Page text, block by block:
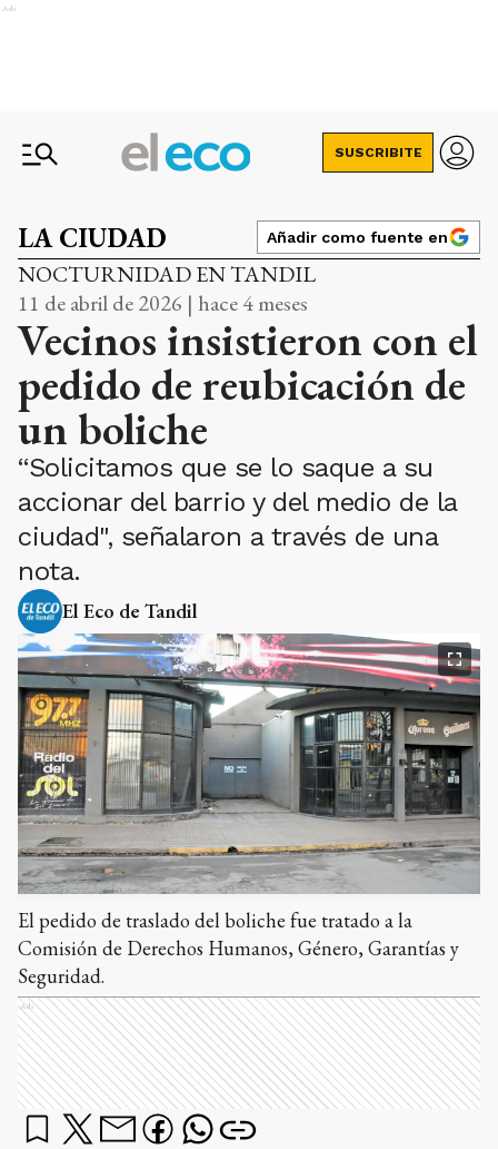
Ads
SUSCRIBITE
LA CIUDAD Añadir como fuente en
NOCTURNIDAD EN TANDIL
11 de abril de 2026 | hace 4 meses
Vecinos insistieron con el
pedido de reubicación de
un boliche
“Solicitamos que se lo saque a su
accionar del barrio y del medio de la
ciudad", señalaron a través de una
nota.
El Eco de Tandil
El pedido de traslado del boliche fue tratado a la
Comisión de Derechos Humanos, Género, Garantías y
Seguridad.
Ads